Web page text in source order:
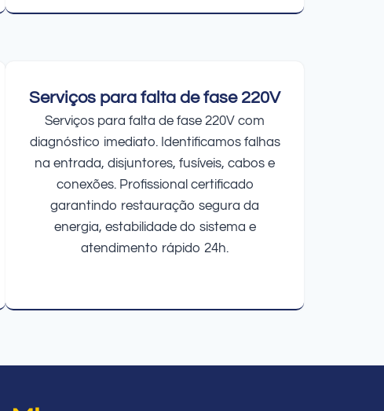
Serviços para falta de fase 220V
Serviços para falta de fase 220V com
diagnóstico imediato. Identificamos falhas
na entrada, disjuntores, fusíveis, cabos e
conexões. Profissional certificado
garantindo restauração segura da
energia, estabilidade do sistema e
atendimento rápido 24h.